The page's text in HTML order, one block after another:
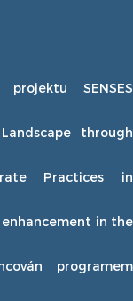
SENSES
through
Practices in
in the
programem